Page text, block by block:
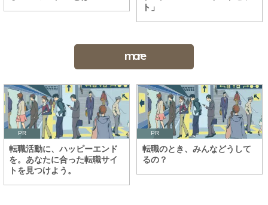
ト」
more
PR
転職活動に、ハッピーエンド
を。あなたに合った転職サイ
トを見つけよう。
PR
転職のとき、みんなどうして
るの？